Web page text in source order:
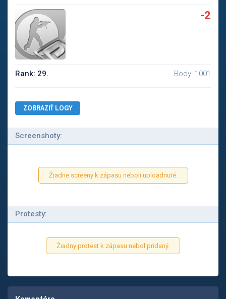
-2
Rank: 29. Body: 1001
ZOBRAZIŤ LOGY
Screenshoty:
Žiadne screeny k zápasu neboli uploadnuté.
Protesty:
Žiadny protest k zápasu nebol pridaný.